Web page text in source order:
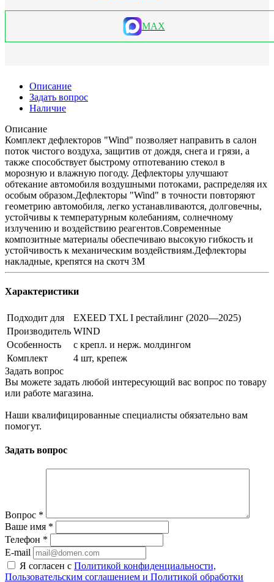
MAX
Описание
Задать вопрос
Наличие
Описание
Комплект дефлекторов "Wind" позволяет направить в салон
поток чистого воздуха, защитив от дождя, снега и грязи, а
также способствует быстрому отпотеванию стекол в
морозную и влажную погоду. Дефлекторы улучшают
обтекание автомобиля воздушными потоками, распределяя их
особым образом.Дефлекторы "Wind" в точности повторяют
геометрию автомобиля, легко устанавливаются, долговечны,
устойчивы к температурным колебаниям, солнечному
излучению и воздействию реагентов.Современные
композитные материалы обеспечиваю высокую гибкость и
устойчивость к механическим воздействиям.Дефлекторы
накладные, крепятся на скотч 3М
Характеристики
Подходит для
EXEED TXL I рестайлинг (2020—2025)
Производитель WIND
Особенность
с крепл. и нерж. молдингом
Комплект
4 шт, крепеж
Задать вопрос
Вы можете задать любой интересующий вас вопрос по товару
или работе магазина.
Наши квалифицированные специалисты обязательно вам
помогут.
Задать вопрос
Вопрос *
Ваше имя *
Телефон *
E-mail
Я согласен с Политикой конфиденциальности,
Пользовательским соглашением и Политикой обработки